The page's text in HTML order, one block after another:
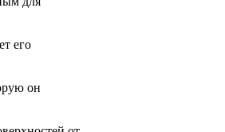
его
он